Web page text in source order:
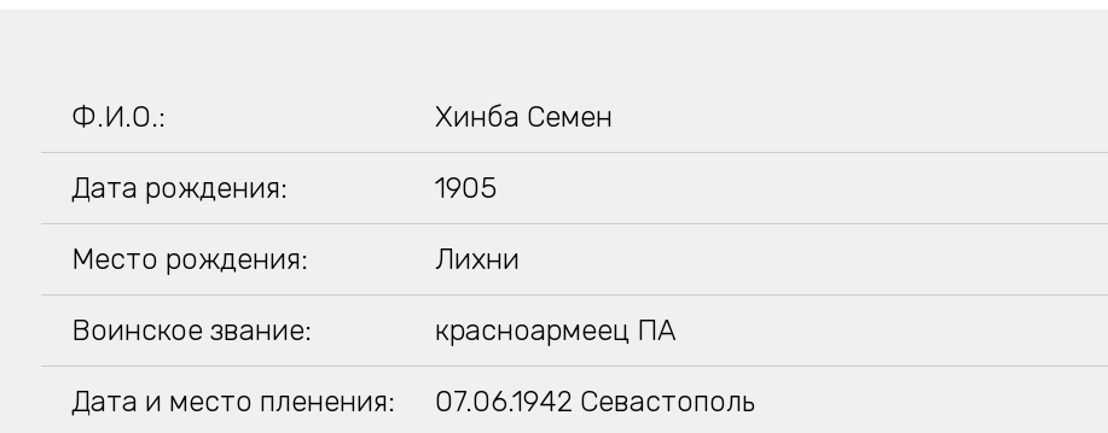
Ф.И.О.: Хинба Семен
Дата рождения: 1905
Место рождения: Лихни
Воинское звание: красноармеец ПА
Дата и место пленения: 07.06.1942 Севастополь